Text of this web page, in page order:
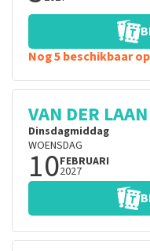
Nog 5 beschikbaar
VAN DER
Dinsdagmiddag
WOENSDAG
10FEBRUARI
2027